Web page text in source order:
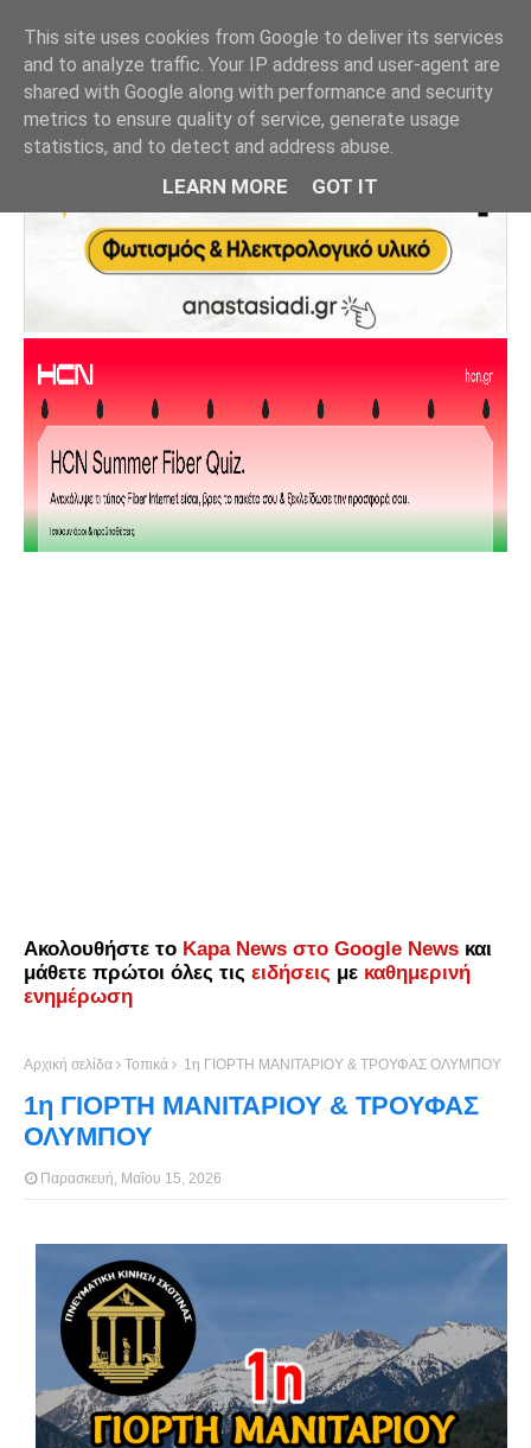
Ακολουθήστε το Kapa News στο Google News και
μάθετε πρώτοι όλες τις ειδήσεις με καθημερινή
ενημέρωση
Αρχική σελίδα Τοπικά 1η ΓΙΟΡΤΗ ΜΑΝΙΤΑΡΙΟΥ & ΤΡΟΥΦΑΣ ΟΛΥΜΠΟΥ
1η ΓΙΟΡΤΗ ΜΑΝΙΤΑΡΙΟΥ & ΤΡΟΥΦΑΣ
ΟΛΥΜΠΟΥ
Παρασκευή, Μαΐου 15, 2026
This site uses cookies from Google to deliver its services
and to analyze traffic. Your IP address and user-agent are
shared with Google along with performance and security
metrics to ensure quality of service, generate usage
statistics, and to detect and address abuse.
LEARN MORE GOT IT